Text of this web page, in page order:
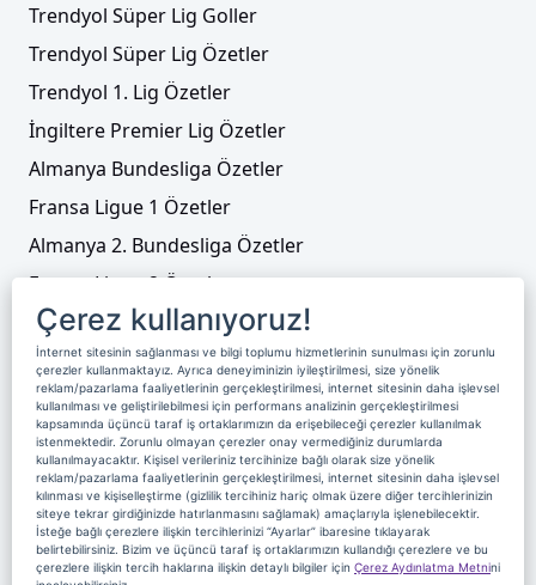
Trendyol Süper Lig Goller
Trendyol Süper Lig Özetler
Trendyol 1. Lig Özetler
İngiltere Premier Lig Özetler
Almanya Bundesliga Özetler
Fransa Ligue 1 Özetler
Almanya 2. Bundesliga Özetler
Fransa Ligue 2 Özetler
Tenis
Video Liste
Foto Galeriler
Üyelik Yayın Akışı Reklam
Site Sözleşmesi
Künye ve İletişim
Çerez Politikası
Çerez Yönetimi
Veri Sahibi Başvuru Formu
Çerez kullanıyoruz!
İnternet sitesinin sağlanması ve bilgi toplumu hizmetlerinin sunulması için zorunlu
çerezler kullanmaktayız. Ayrıca deneyiminizin iyileştirilmesi, size yönelik
reklam/pazarlama faaliyetlerinin gerçekleştirilmesi, internet sitesinin daha işlevsel
kullanılması ve geliştirilebilmesi için performans analizinin gerçekleştirilmesi
kapsamında üçüncü taraf iş ortaklarımızın da erişebileceği çerezler kullanılmak
istenmektedir. Zorunlu olmayan çerezler onay vermediğiniz durumlarda
kullanılmayacaktır. Kişisel verileriniz tercihinize bağlı olarak size yönelik
reklam/pazarlama faaliyetlerinin gerçekleştirilmesi, internet sitesinin daha işlevsel
kılınması ve kişiselleştirme (gizlilik tercihiniz hariç olmak üzere diğer tercihlerinizin
siteye tekrar girdiğinizde hatırlanmasını sağlamak) amaçlarıyla işlenebilecektir.
İsteğe bağlı çerezlere ilişkin tercihlerinizi “Ayarlar” ibaresine tıklayarak
belirtebilirsiniz. Bizim ve üçüncü taraf iş ortaklarımızın kullandığı çerezlere ve bu
çerezlere ilişkin tercih haklarına ilişkin detaylı bilgiler için Çerez Aydınlatma Metnini